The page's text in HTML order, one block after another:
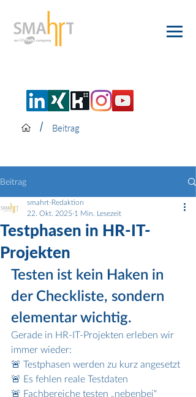
/ Beitrag
Beitrag
Testphasen in HR-IT-
Projekten
smahrt-Redaktion
22. Okt. 2025 1 Min. Lesezeit
Testen ist kein Haken in
der Checkliste, sondern
elementar wichtig.
Gerade in HR-IT-Projekten erleben wir
immer wieder:
🚨 Testphasen werden zu kurz angesetzt
🚨 Es fehlen reale Testdaten
🚨 Fachbereiche testen „nebenbei“